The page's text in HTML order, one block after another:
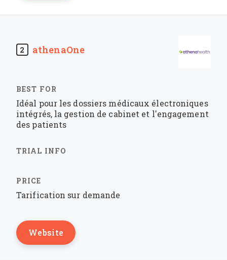
2 athenaOne
Idéal pour les dossiers médicaux électroniques
intégrés, la gestion de cabinet et l'engagement
des patients
Tarification sur demande
Website